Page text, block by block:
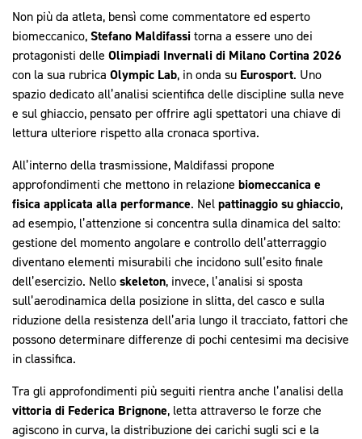
Non più da atleta, bensì come commentatore ed esperto
biomeccanico,Stefano Maldifassitorna a essere uno dei
protagonisti delle Olimpiadi Invernali di Milano Cortina 2026
con la sua rubrica Olympic Lab, in onda su Eurosport. Uno
spazio dedicato all’analisi scientifica delle discipline sulla neve
e sul ghiaccio, pensato per offrire agli spettatori una chiave di
lettura ulteriore rispetto alla cronaca sportiva.
All’interno della trasmissione, Maldifassi propone
approfondimenti che mettono in relazione biomeccanica e
fisica applicata alla performance. Nelpattinaggio su ghiaccio,
ad esempio, l’attenzione si concentra sulla dinamica del salto:
gestione del momento angolare e controllo dell’atterraggio
diventano elementi misurabili che incidono sull’esito finale
dell’esercizio. Nelloskeleton, invece, l’analisi si sposta
sull’aerodinamica della posizione in slitta, del casco e sulla
riduzione della resistenza dell’aria lungo il tracciato, fattori che
possono determinare differenze di pochi centesimi ma decisive
in classifica.
Tra gli approfondimenti più seguiti rientra anche l’analisi della
vittoria di Federica Brignone, letta attraverso le forze che
agiscono in curva, la distribuzione dei carichi sugli sci e la